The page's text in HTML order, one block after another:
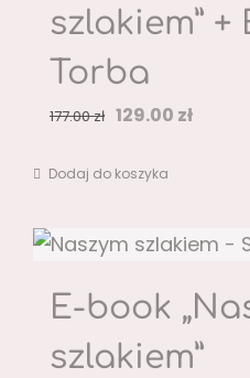
szlakiem” +
Torba
177.00zł Pierwotna
wynosiła:
129.00 zł
Dodaj do koszyka
E-book
szlakiem”